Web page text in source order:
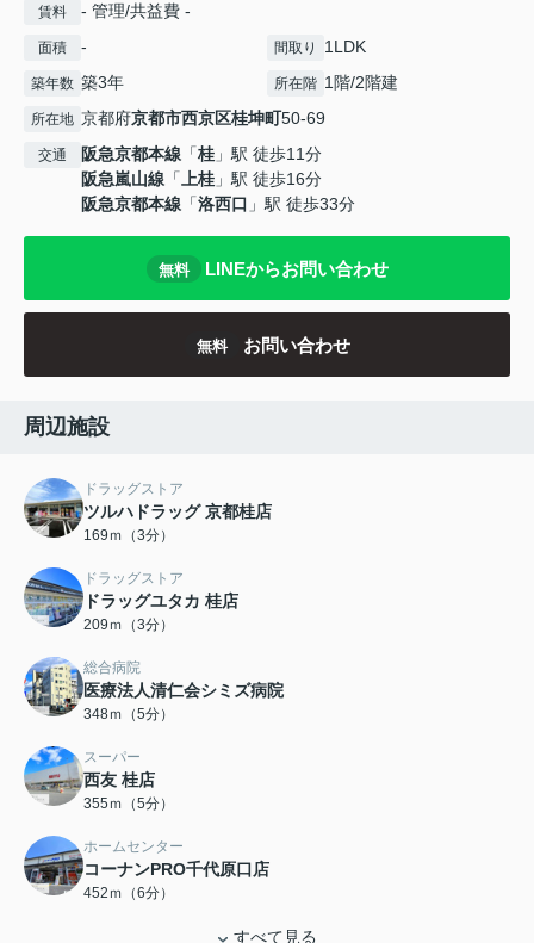
賃料 - 管理/共益費 -
面積 - 間取り 1LDK
築年数 築3年 所在階 1階/2階建
所在地 京都府京都市西京区桂坤町50-69
交通 阪急京都本線 「桂 」駅 徒歩11分
阪急嵐山線 「上桂 」駅 徒歩16分
阪急京都本線 「洛西口 」駅 徒歩33分
無料 LINEからお問い合わせ
無料 お問い合わせ
周辺施設
ドラッグストア
ツルハドラッグ 京都桂店
169ｍ（3分）
ドラッグストア
ドラッグユタカ 桂店
209ｍ（3分）
総合病院
医療法人清仁会シミズ病院
348ｍ（5分）
スーパー
西友 桂店
355ｍ（5分）
ホームセンター
コーナンPRO千代原口店
452ｍ（6分）
すべて見る